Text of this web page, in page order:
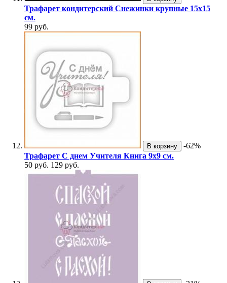
Трафарет кондитерский Снежинки крупные 15х15
см.
99 руб.
В корзину
-62%
Трафарет С днем Учителя Книга 9х9 см.
50 руб. 129 руб.